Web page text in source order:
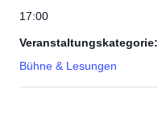
17:00
Veranstaltungskategorie:
Bühne & Lesungen